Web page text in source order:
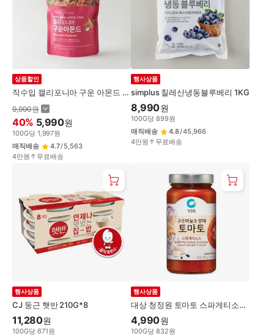
직수입 캘리포니아 구운 아몬드 3
상품할인
9,990원
40% 5,990원
100G당 1,997원
매직배송
4.7/5,563
4만원↑무료배송
simplus 칠레산냉동블루베리 1KG
행사상품
8,990원
100G당 899원
매직배송
4.8/45,966
4만원↑무료배송
CJ 둥근 햇반 210G*8
행사상품
11,280원
100G당 671원
대상 청정원 토마토 스파게티소스
행사상품
4,990원
100G당 832원